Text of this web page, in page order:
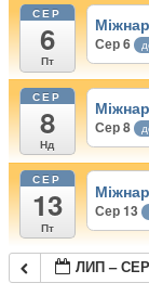
СЕР
6
Пт
Сер 6
СЕР
8
Нд
Сер 8
СЕР
13
Пт
Сер 13
ЛИП –